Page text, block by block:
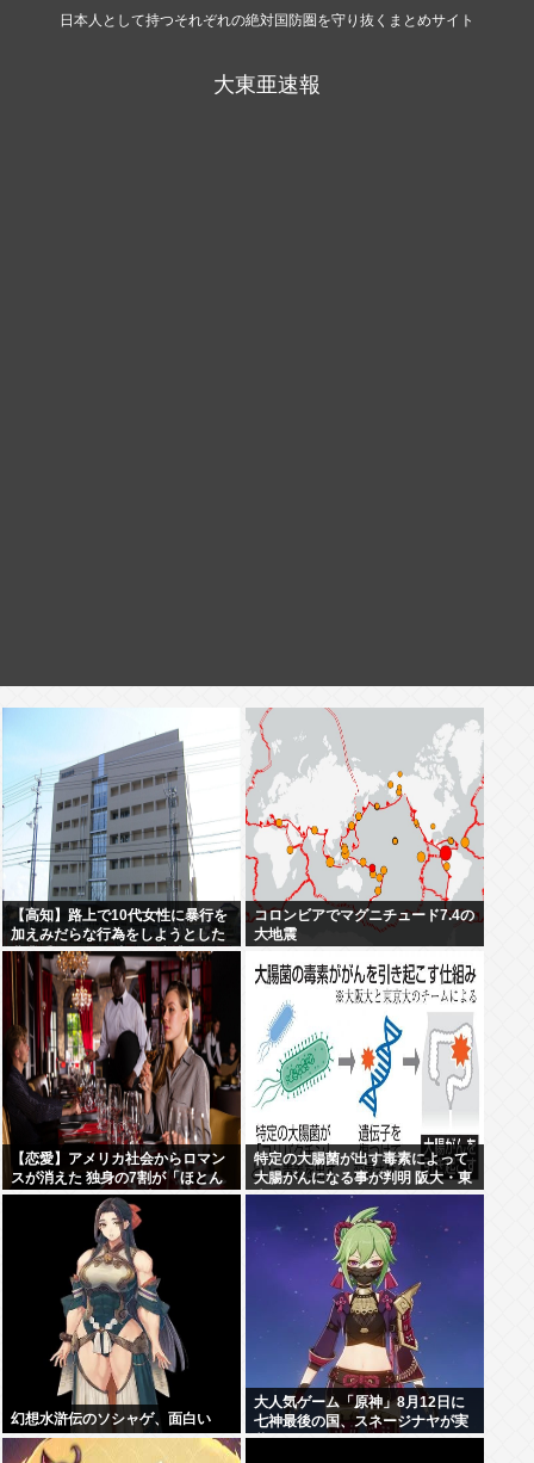
日本人として持つそれぞれの絶対国防圏を守り抜くまとめサイト
大東亜速報
【高知】路上で10代女性に暴行を
加えみだらな行為をしようとした
農業手伝いの38歳男を逮捕…男は
7月にも下半身露出の疑いで逮
捕・起訴
コロンビアでマグニチュード7.4の
大地震
【恋愛】アメリカ社会からロマン
スが消えた 独身の7割が「ほとん
どデートしない」 日本でも静かに
進みつつある”恋愛不況”
特定の大腸菌が出す毒素によって
大腸がんになる事が判明 阪大・東
大チーム
幻想水滸伝のソシャゲ、面白い
大人気ゲーム「原神」8月12日に
七神最後の国、スネージナヤが実
装。モチーフ国はロシア。